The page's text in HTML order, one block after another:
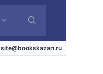
site@bookskazan.ru